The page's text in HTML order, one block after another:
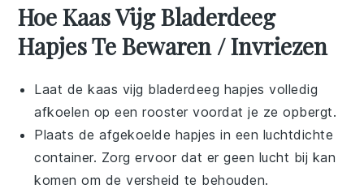
Hoe Kaas Vijg Bladerdeeg
Hapjes Te Bewaren / Invriezen
Laat dekaas vijg bladerdeeg hapjes volledig
afkoelen op een rooster voordat je ze opbergt.
Plaats de afgekoelde hapjes in een luchtdichte
container. Zorg ervoor dat er geen lucht bij kan
komen om de versheid te behouden.